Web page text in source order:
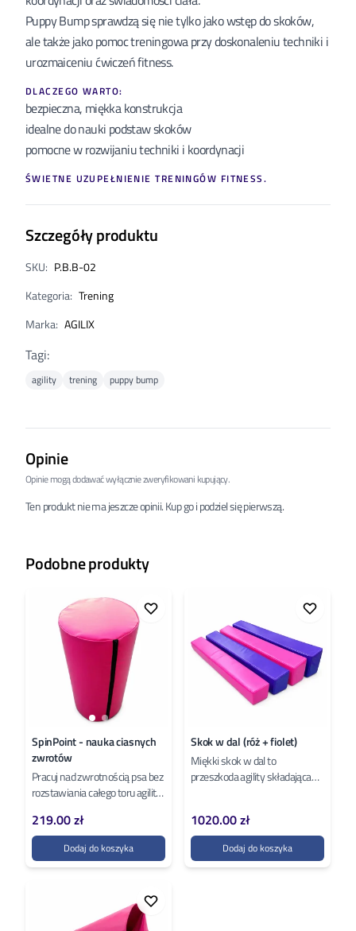
Puppy Bump sprawdzą się nie tylko jako wstęp do skoków,
ale także jako pomoc treningowa przy doskonaleniu techniki i
urozmaiceniu ćwiczeń fitness.
DLACZEGO WARTO:
bezpieczna, miękka konstrukcja
idealne do nauki podstaw skoków
pomocne w rozwijaniu techniki i koordynacji
ŚWIETNE UZUPEŁNIENIE TRENINGÓW FITNESS.
Szczegóły produktu
SKU: P.B.B-02
Kategoria: Trening
Marka: AGILIX
Tagi:
agility trening puppy bump
Opinie
Opinie mogą dodawać wyłącznie zweryfikowani kupujący.
Ten produkt nie ma jeszcze opinii. Kup go i podziel się pierwszą.
Podobne produkty
SpinPoint - nauka ciasnych
zwrotów
Pracuj nad zwrotnością psa bez
rozstawiania całego toru agility,
pomocnym elementem
treningu....
219.00 zł
Dodaj do koszyka
Skok w dal (róż + fiolet)
Miękki skok w dal to
przeszkoda agility składająca
czterech słupków...
1020.00 zł
Dodaj do koszyka